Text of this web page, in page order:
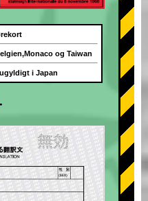
og Taiwan
i Japan